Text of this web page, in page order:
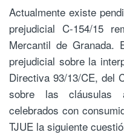
Actualmente existe
prejudicial C-154/15
Mercantil de Granada.
prejudicial sobre la
Directiva 93/13/CE, del
sobre las cláusulas
celebrados con
TJUE la siguiente